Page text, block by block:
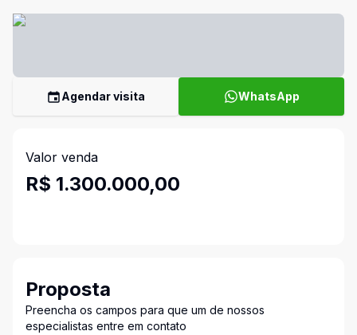
Agendar visita WhatsApp
Valor venda
R$ 1.300.000,00
Proposta
Preencha os campos para que um de nossos
especialistas entre em contato